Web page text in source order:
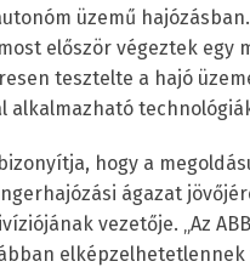
üzemű
először végeztek egy
tesztelte a hajó
alkalmazható
hogy a
ágazat
vezetője. „Az ABB